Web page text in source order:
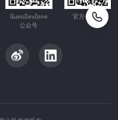
QuecDevZone
公众号
官方公众号